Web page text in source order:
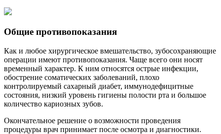
Общие противопоказания
Как и любое хирургическое вмешательство, зубосохраняющие
операции имеют противопоказания. Чаще всего они носят
временный характер. К ним относятся острые инфекции,
обострение соматических заболеваний, плохо
контролируемый сахарный диабет, иммунодефицитные
состояния, низкий уровень гигиены полости рта и большое
количество кариозных зубов.
Окончательное решение о возможности проведения
процедуры врач принимает после осмотра и диагностики.